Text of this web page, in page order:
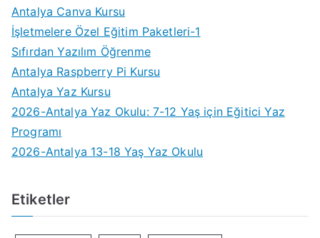
Antalya Canva Kursu
İşletmelere Özel Eğitim Paketleri-1
Sıfırdan Yazılım Öğrenme
Antalya Raspberry Pi Kursu
Antalya Yaz Kursu
2026-Antalya Yaz Okulu: 7-12 Yaş için Eğitici Yaz
Programı
2026-Antalya 13-18 Yaş Yaz Okulu
Etiketler